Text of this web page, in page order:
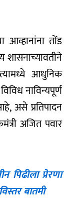
तोंड
शासनाच्यावतीने
आधुनिक
नाविन्यपूर्ण
असे प्रतिपादन
अजित पवार
पिढीला प्रेरणा
बातमी